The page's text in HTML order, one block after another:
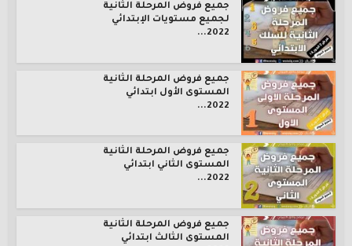
جميع فروض المرحلة الثانية
لجميع مستويات الإبتدائي
2022...
جميع فروض المرحلة الثانية
المستوى الأول ابتدائي
2022...
جميع فروض المرحلة الثانية
المستوى الثاني ابتدائي
2022...
جميع فروض المرحلة الثانية
المستوى الثالث ابتدائي